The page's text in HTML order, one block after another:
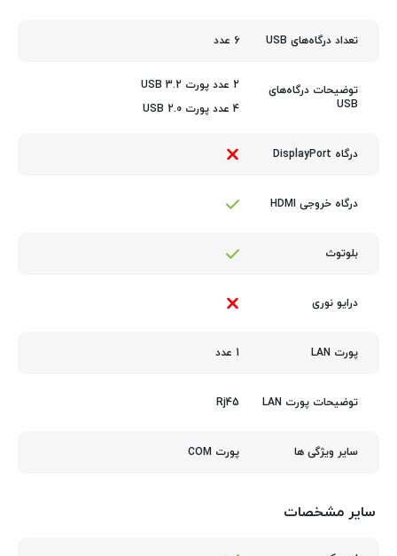
تعداد درگاه‌های USB 6 عدد
توضیحات درگاه‌های
USB
2 عدد پورت USB 3.2
4 عدد پورت USB 2.0
درگاه DisplayPort
درگاه خروجی HDMI
بلوتوث
درایو نوری
پورت LAN 1 عدد
توضیحات پورت LAN Rj45
سایر ویژگی ها پورت COM
سایر مشخصات